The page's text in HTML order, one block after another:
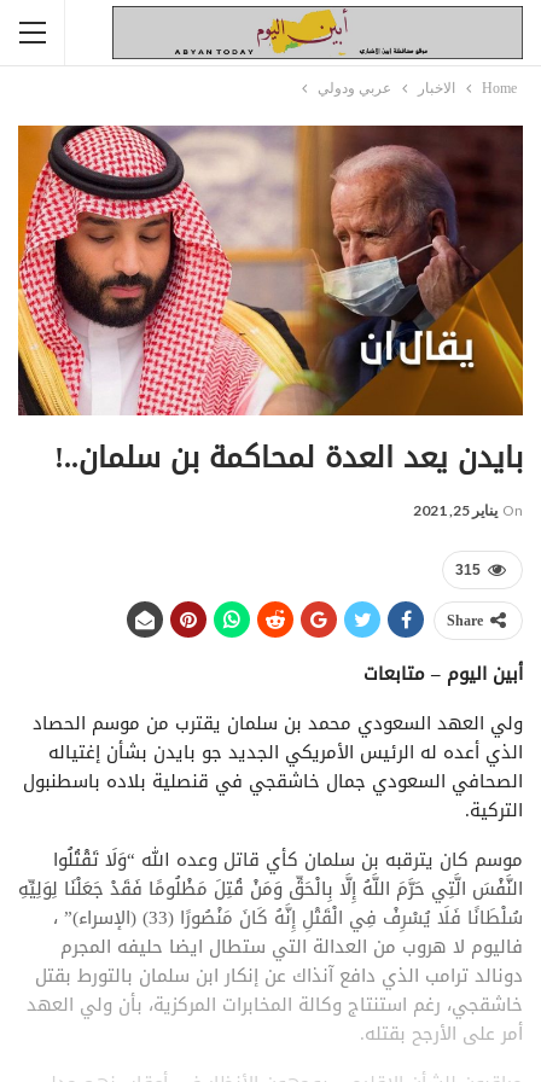
Home الاخبار عربي ودولي
بايدن يعد العدة لمحاكمة بن سلمان..!
On يناير 25, 2021
315
Share
أبين اليوم – متابعات
ولي العهد السعودي محمد بن سلمان يقترب من موسم الحصاد
الذي أعده له الرئيس الأمريكي الجديد جو بايدن بشأن إغتياله
الصحافي السعودي جمال خاشقجي في قنصلية بلاده باسطنبول
التركية.
موسم كان يترقبه بن سلمان كأي قاتل وعده الله “وَلَا تَقْتُلُوا
النَّفْسَ الَّتِي حَرَّمَ اللَّهُ إِلَّا بِالْحَقِّ وَمَنْ قُتِلَ مَظْلُومًا فَقَدْ جَعَلْنَا لِوَلِيِّهِ
سُلْطَانًا فَلَا يُسْرِفْ فِي الْقَتْلِ إِنَّهُ كَانَ مَنْصُورًا (33) (الإسراء)” ،
فاليوم لا هروب من العدالة التي ستطال ايضا حليفه المجرم
دونالد ترامب الذي دافع آنذاك عن إنكار ابن سلمان بالتورط بقتل
خاشقجي، رغم استنتاج وكالة المخابرات المركزية، بأن ولي العهد
أمر على الأرجح بقتله.